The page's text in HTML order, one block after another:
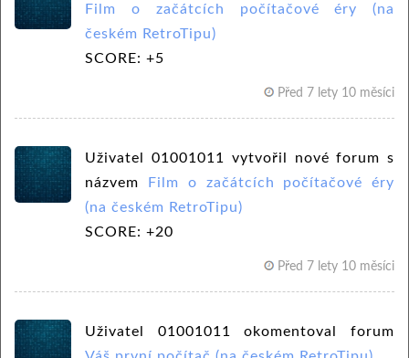
Film o začátcích počítačové éry (na
českém RetroTipu)
SCORE: +5
Před 7 lety 10 měsíci
Uživatel 01001011 vytvořil nové forum s
názvem
Film o začátcích počítačové éry
(na českém RetroTipu)
SCORE: +20
Před 7 lety 10 měsíci
Uživatel 01001011 okomentoval forum